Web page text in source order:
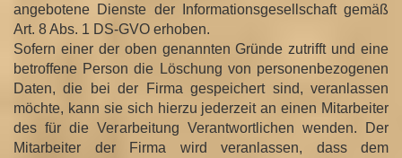
angebotene Dienste der Informationsgesellschaft gemäß
Art. 8 Abs. 1 DS-GVO erhoben.
Sofern einer der oben genannten Gründe zutrifft und eine
betroffene Person die Löschung von personenbezogenen
Daten, die bei der Firma gespeichert sind, veranlassen
möchte, kann sie sich hierzu jederzeit an einen Mitarbeiter
des für die Verarbeitung Verantwortlichen wenden. Der
Mitarbeiter der Firma wird veranlassen, dass dem